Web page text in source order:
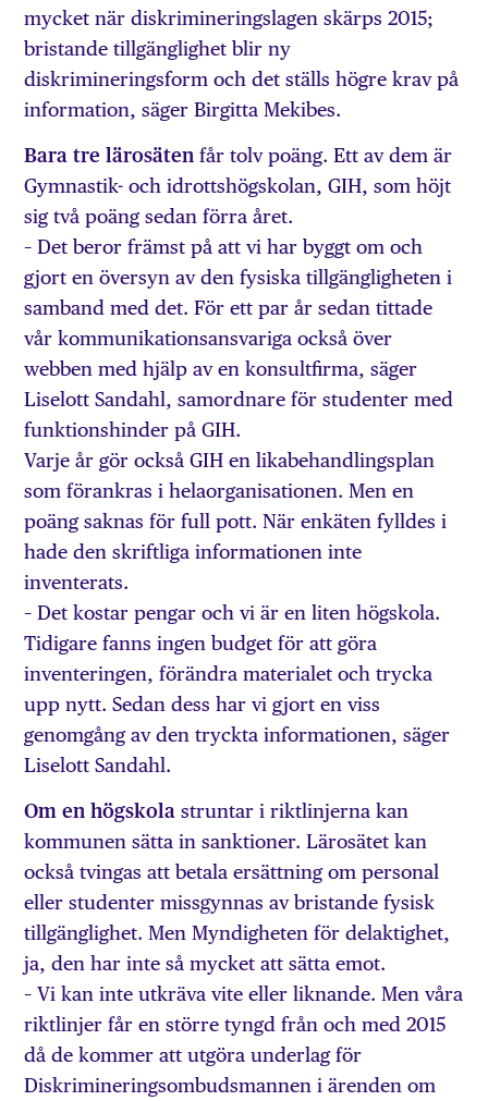
mycket när diskrimineringslagen skärps 2015;
bristande tillgänglighet blir ny
diskrimineringsform och det ställs högre krav på
information, säger Birgitta Mekibes.
Bara tre lärosäten får tolv poäng. Ett av dem är
Gymnastik- och idrottshögskolan, GIH, som höjt
sig två poäng sedan förra året.
– Det beror främst på att vi har byggt om och
gjort en översyn av den fysiska tillgängligheten i
samband med det. För ett par år sedan tittade
vår kommunikationsansvariga också över
webben med hjälp av en konsultfirma, säger
Liselott Sandahl, samordnare för studenter med
funktionshinder på GIH.
Varje år gör också GIH en likabehandlingsplan
som förankras i helaorganisationen. Men en
poäng saknas för full pott. När enkäten fylldes i
hade den skriftliga informationen inte
inventerats.
– Det kostar pengar och vi är en liten högskola.
Tidigare fanns ingen budget för att göra
inventeringen, förändra materialet och trycka
upp nytt. Sedan dess har vi gjort en viss
genomgång av den tryckta informationen, säger
Liselott Sandahl.
Om en högskola struntar i riktlinjerna kan
kommunen sätta in sanktioner. Lärosätet kan
också tvingas att betala ersättning om personal
eller studenter missgynnas av bristande fysisk
tillgänglighet. Men Myndigheten för delaktighet,
ja, den har inte så mycket att sätta emot.
– Vi kan inte utkräva vite eller liknande. Men våra
riktlinjer får en större tyngd från och med 2015
då de kommer att utgöra underlag för
Diskrimineringsombudsmannen i ärenden om